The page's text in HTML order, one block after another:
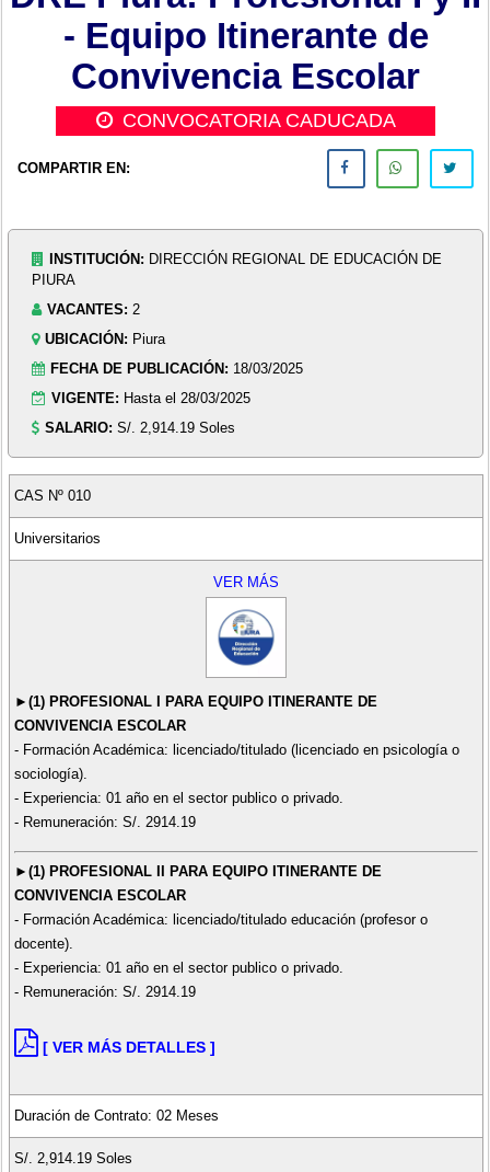
- Equipo Itinerante de
Convivencia Escolar
CONVOCATORIA CADUCADA
COMPARTIR EN:
INSTITUCIÓN: DIRECCIÓN REGIONAL DE EDUCACIÓN DE
PIURA
VACANTES: 2
UBICACIÓN: Piura
FECHA DE PUBLICACIÓN: 18/03/2025
VIGENTE: Hasta el 28/03/2025
SALARIO: S/. 2,914.19 Soles
CAS Nº 010
Universitarios
VER MÁS
►(1) PROFESIONAL I PARA EQUIPO ITINERANTE DE
CONVIVENCIA ESCOLAR
- Formación Académica: licenciado/titulado (licenciado en psicología o
sociología).
- Experiencia: 01 año en el sector publico o privado.
- Remuneración: S/. 2914.19
►(1) PROFESIONAL II PARA EQUIPO ITINERANTE DE
CONVIVENCIA ESCOLAR
- Formación Académica: licenciado/titulado educación (profesor o
docente).
- Experiencia: 01 año en el sector publico o privado.
- Remuneración: S/. 2914.19
[ VER MÁS DETALLES ]
Duración de Contrato: 02 Meses
S/. 2,914.19 Soles